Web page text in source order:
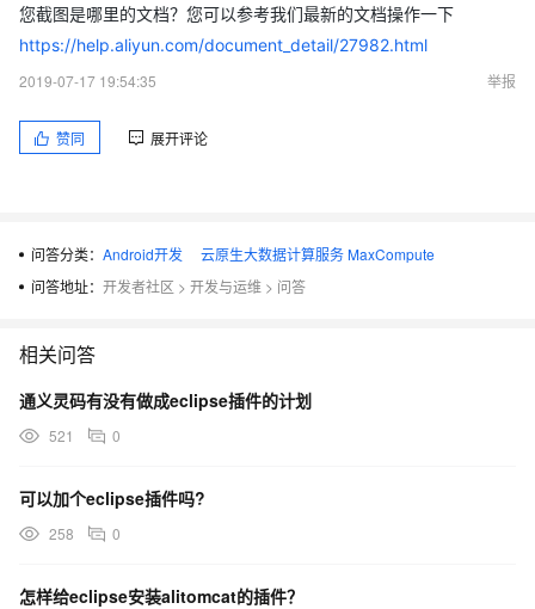
您截图是哪里的文档？您可以参考我们最新的文档操作一下
https://help.aliyun.com/document_detail/27982.html
2019-07-17 19:54:35
举报
赞同 展开评论
问答分类： Android开发
云原生大数据计算服务 MaxCompute
问答地址： 开发者社区 > 开发与运维 > 问答
相关问答
通义灵码有没有做成eclipse插件的计划
521 0
可以加个eclipse插件吗?
258 0
怎样给eclipse安装alitomcat的插件？